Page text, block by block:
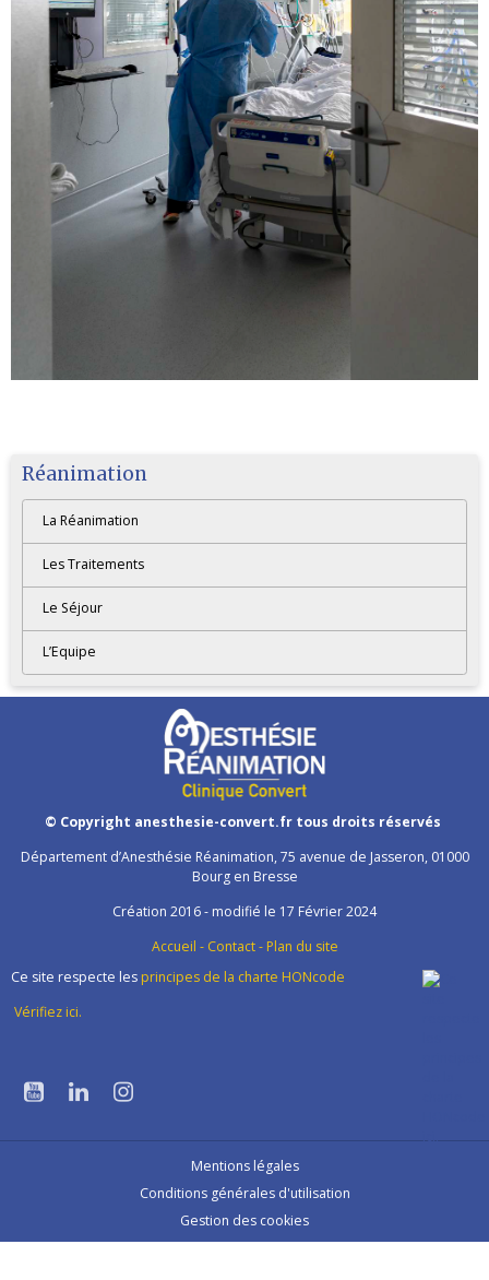
Réanimation
La Réanimation
Les Traitements
Le Séjour
L’Equipe
© Copyright anesthesie-convert.fr tous droits réservés
Département d’Anesthésie Réanimation, 75 avenue de Jasseron, 01000
Bourg en Bresse
Création 2016 - modifié le 17 Février 2024
Accueil - Contact- Plan du site
Ce site respecte les principes de la charte HONcode
Vérifiez ici.
Mentions légales
Conditions générales d'utilisation
Gestion des cookies